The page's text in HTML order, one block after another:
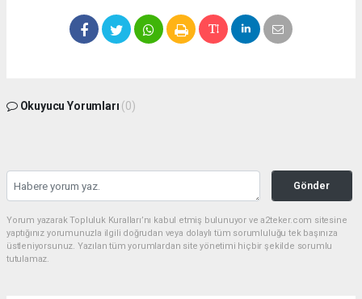
Okuyucu Yorumları (0)
Gönder
Yorum yazarak Topluluk Kuralları’nı kabul etmiş bulunuyor ve a2teker.com sitesine
yaptığınız yorumunuzla ilgili doğrudan veya dolaylı tüm sorumluluğu tek başınıza
üstleniyorsunuz. Yazılan tüm yorumlardan site yönetimi hiçbir şekilde sorumlu
tutulamaz.